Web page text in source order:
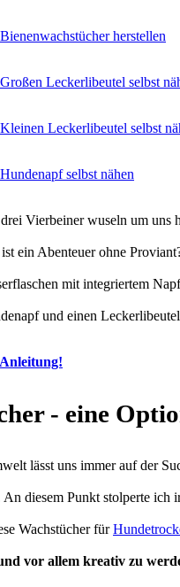
herstellen
Leckerlibeutel selbst
Leckerlibeutel selbst
selbst nähen
Vierbeiner wuseln um uns
ein Abenteuer ohne
mit integriertem
und einen
- eine
lässt uns immer auf der
diesem Punkt stolperte ich
Wachstücher für
vor allem kreativ zu